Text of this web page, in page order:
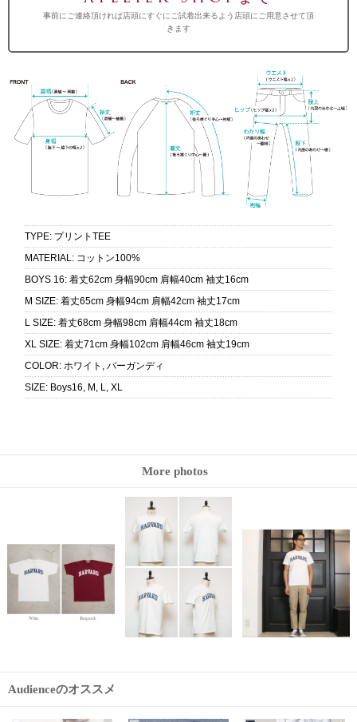
事前にご連絡頂ければ店頭にすぐにご試着出来るよう店頭にご用意させて頂
きます
TYPE: プリントTEE
MATERIAL : コットン100%
BOYS 16: 着丈62cm 身幅90cm 肩幅40cm 袖丈16cm
M SIZE: 着丈65cm 身幅94cm 肩幅42cm 袖丈17cm
L SIZE: 着丈68cm 身幅98cm 肩幅44cm 袖丈18cm
XL SIZE: 着丈71cm 身幅102cm 肩幅46cm 袖丈19cm
COLOR: ホワイト, バーガンディ
SIZE: Boys16, M, L, XL
More photos
Audienceのオススメ